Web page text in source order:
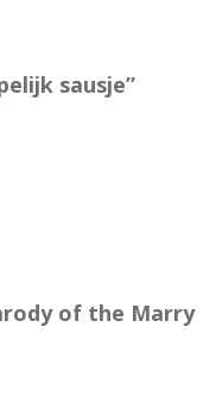
sausje”
of the Marry